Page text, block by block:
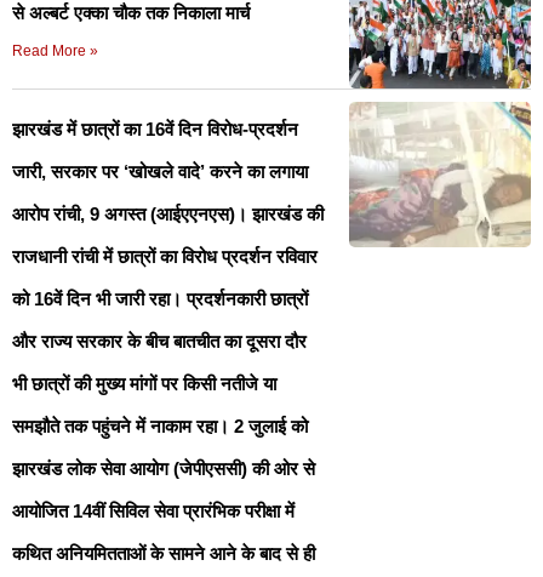
से अल्बर्ट एक्का चौक तक निकाला मार्च
Read More »
झारखंड में छात्रों का 16वें दिन विरोध-प्रदर्शन
जारी, सरकार पर ‘खोखले वादे’ करने का लगाया
आरोप रांची, 9 अगस्त (आईएएनएस)। झारखंड की
राजधानी रांची में छात्रों का विरोध प्रदर्शन रविवार
को 16वें दिन भी जारी रहा। प्रदर्शनकारी छात्रों
और राज्य सरकार के बीच बातचीत का दूसरा दौर
भी छात्रों की मुख्य मांगों पर किसी नतीजे या
समझौते तक पहुंचने में नाकाम रहा। 2 जुलाई को
झारखंड लोक सेवा आयोग (जेपीएससी) की ओर से
आयोजित 14वीं सिविल सेवा प्रारंभिक परीक्षा में
कथित अनियमितताओं के सामने आने के बाद से ही